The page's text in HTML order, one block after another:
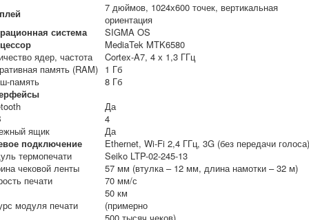
7 дюймов, 1024х600 точек, вертикальная
ориентация
система
SIGMA OS
MediaTek MTK6580
ядер, частота
Cortex-A7, 4 х 1,3 ГГц
память (RAM) 1 Гб
память
8 Гб
Да
4
ящик
Да
подключение
Ethernet, Wi-Fi 2,4 ГГц, 3G (без передачи голоса)
термопечати
Seiko LTP-02-245-13
чековой ленты
57 мм (втулка – 12 мм, длина намотки – 32 м)
печати
70 мм/с
модуля печати
50 км
(примерно